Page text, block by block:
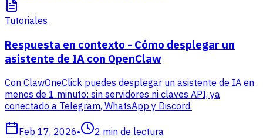
Tutoriales
Respuesta en contexto - Cómo desplegar un
asistente de IA con OpenClaw
Con ClawOneClick puedes desplegar un asistente de IA en
menos de 1 minuto: sin servidores ni claves API, ya
conectado a Telegram, WhatsApp y Discord.
Feb 17, 2026• 2 min de lectura